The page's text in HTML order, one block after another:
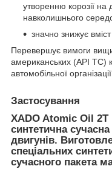
утворенню корозії
навколишнього
значно знижує
Перевершує вимоги
американських (API ТС)
автомобільної
Застосування
XADO Atomic Oil 2T
синтетична
двигунів.
спеціальних
сучасного пакета